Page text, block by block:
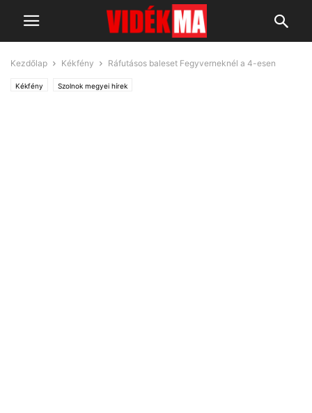
Kezdőlap Kékfény Ráfutásos baleset Fegyverneknél a 4-esen
Kékfény Szolnok megyei hírek